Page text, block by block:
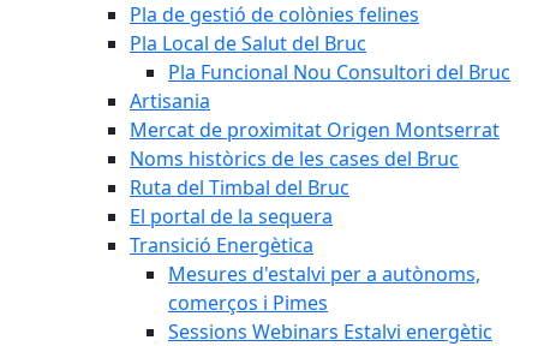
Pla de gestió de colònies felines
Pla Local de Salut del Bruc
Pla Funcional Nou Consultori del Bruc
Artisania
Mercat de proximitat Origen Montserrat
Noms històrics de les cases del Bruc
Ruta del Timbal del Bruc
El portal de la sequera
Transició Energètica
Mesures d'estalvi per a autònoms,
comerços i Pimes
Sessions Webinars Estalvi energètic